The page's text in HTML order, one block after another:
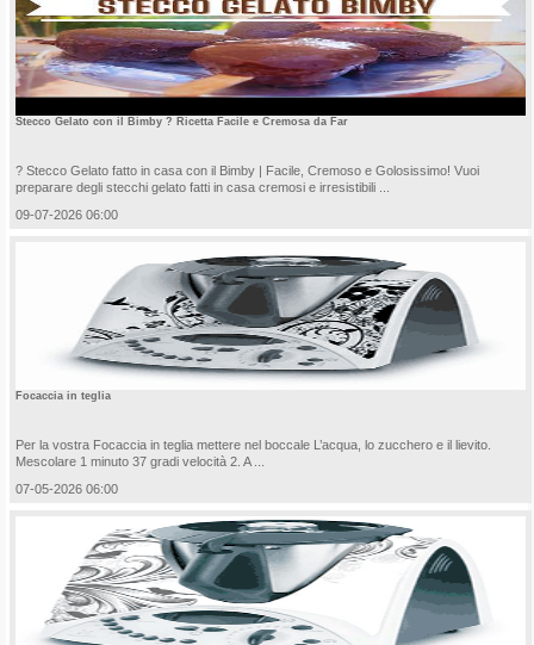
Stecco Gelato con il Bimby ? Ricetta Facile e Cremosa da Far
? Stecco Gelato fatto in casa con il Bimby | Facile, Cremoso e Golosissimo! Vuoi
preparare degli stecchi gelato fatti in casa cremosi e irresistibili ...
09-07-2026 06:00
Focaccia in teglia
Per la vostra Focaccia in teglia mettere nel boccale L’acqua, lo zucchero e il lievito.
Mescolare 1 minuto 37 gradi velocità 2. A ...
07-05-2026 06:00